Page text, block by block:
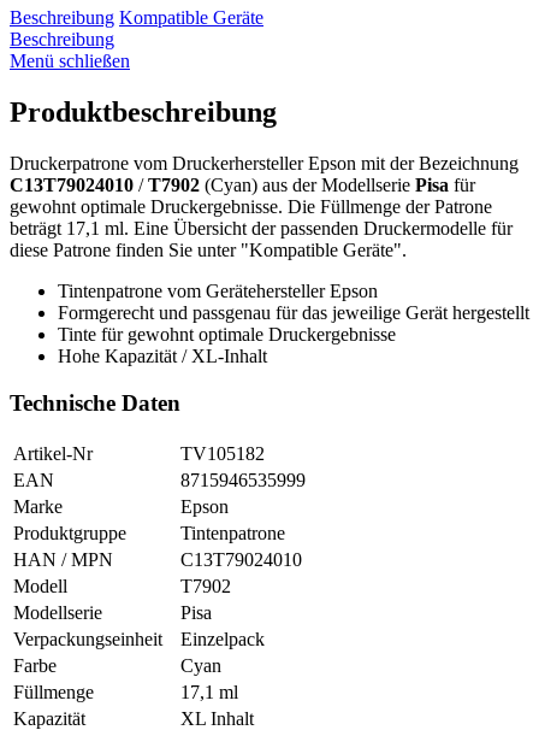
Beschreibung Kompatible Geräte
Beschreibung
Menü schließen
Produktbeschreibung
Druckerpatrone vom Druckerhersteller Epson mit der Bezeichnung
C13T79024010 /T7902 (Cyan) aus der Modellserie Pisa für
gewohnt optimale Druckergebnisse. Die Füllmenge der Patrone
beträgt 17,1 ml. Eine Übersicht der passenden Druckermodelle für
diese Patrone finden Sie unter "Kompatible Geräte".
Tintenpatrone vom Gerätehersteller Epson
Formgerecht und passgenau für das jeweilige Gerät hergestellt
Tinte für gewohnt optimale Druckergebnisse
Hohe Kapazität / XL-Inhalt
Technische Daten
Artikel-Nr
TV105182
EAN
8715946535999
Marke
Epson
Produktgruppe
Tintenpatrone
HAN / MPN
C13T79024010
Modell
T7902
Modellserie
Pisa
Verpackungseinheit
Einzelpack
Farbe
Cyan
Füllmenge
17,1 ml
Kapazität
XL Inhalt